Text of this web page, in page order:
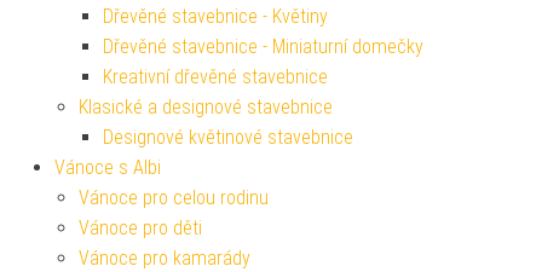
Dřevěné stavebnice - Květiny
Dřevěné stavebnice - Miniaturní domečky
Kreativní dřevěné stavebnice
Klasické a designové stavebnice
Designové květinové stavebnice
Vánoce s Albi
Vánoce pro celou rodinu
Vánoce pro děti
Vánoce pro kamarády